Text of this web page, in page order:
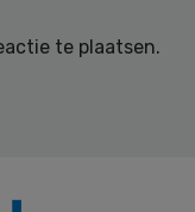
te plaatsen.